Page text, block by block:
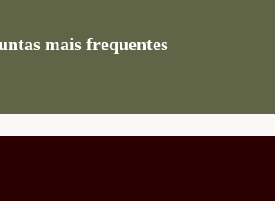
mais frequentes